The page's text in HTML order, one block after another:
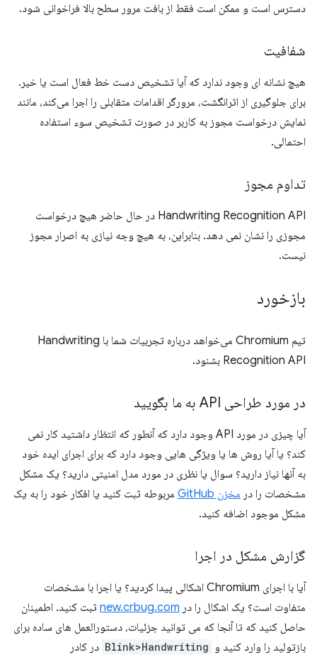
دسترس است و ممکن است فقط از بافت مرور سطح بالا فراخوانی شود.
شفافیت
هیچ نشانه ای وجود ندارد که آیا تشخیص دست خط فعال است یا خیر.
برای جلوگیری از اثرانگشت، مرورگر اقدامات متقابلی را اجرا می‌کند، مانند
نمایش درخواست مجوز به کاربر در صورت تشخیص سوء استفاده
احتمالی.
تداوم مجوز
Handwriting Recognition API در حال حاضر هیچ درخواست
مجوزی را نشان نمی دهد. بنابراین، به هیچ وجه نیازی به اصرار مجوز
نیست.
بازخورد
تیم Chromium می‌خواهد درباره تجربیات شما با Handwriting
Recognition API بشنود.
در مورد طراحی API به ما بگویید
آیا چیزی در مورد API وجود دارد که آنطور که انتظار داشتید کار نمی
کند؟ یا آیا روش ها یا ویژگی هایی وجود دارد که برای اجرای ایده خود
به آنها نیاز دارید؟ سوال یا نظری در مورد مدل امنیتی دارید؟ یک مشکل
مشخصات را در مخزن GitHub
مربوطه ثبت کنید یا افکار خود را به یک
مشکل موجود اضافه کنید.
گزارش مشکل در اجرا
آیا با اجرای Chromium اشکالی پیدا کردید؟ یا اجرا با مشخصات
متفاوت است؟ یک اشکال را در new.crbug.com ثبت کنید. اطمینان
حاصل کنید که تا آنجا که می توانید جزئیات، دستورالعمل های ساده برای
بازتولید را وارد کنید و Blink>Handwriting در کادر